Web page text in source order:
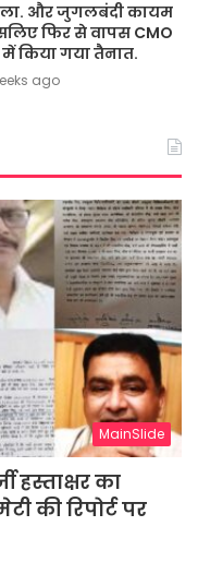
और जुगलबंदी कायम
फिर से वापस CMO
में किया गया तैनात.
ago
MainSlide
हस्ताक्षर का
की रिपोर्ट पर